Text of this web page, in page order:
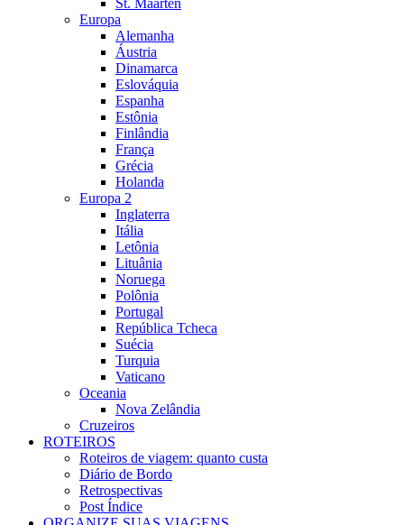
St. Maarten
Europa
Alemanha
Áustria
Dinamarca
Eslováquia
Espanha
Estônia
Finlândia
França
Grécia
Holanda
Europa 2
Inglaterra
Itália
Letônia
Lituânia
Noruega
Polônia
Portugal
República Tcheca
Suécia
Turquia
Vaticano
Oceania
Nova Zelândia
Cruzeiros
ROTEIROS
Roteiros de viagem: quanto custa
Diário de Bordo
Retrospectivas
Post Índice